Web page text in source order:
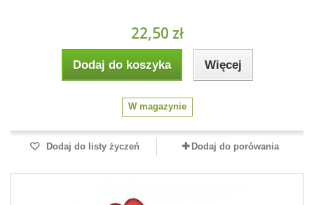
22,50 zł
Dodaj do koszyka Więcej
W magazynie
Dodaj do listy życzeń Dodaj do porówania